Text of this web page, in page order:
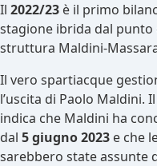
Il 2022/23 è il primo
stagione ibrida dal punto
struttura Maldini-
Il vero spartiacque
l’uscita di Paolo Maldini.
indica che Maldini ha
dal 5 giugno 2023 e che
sarebbero state assunte